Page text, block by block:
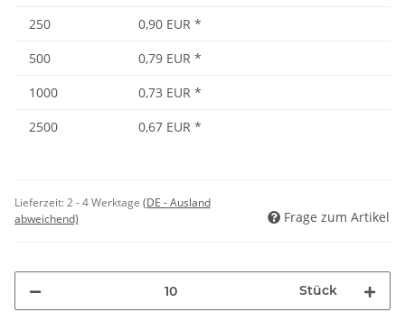
250
0,90 EUR *
500
0,79 EUR *
1000
0,73 EUR *
2500
0,67 EUR *
Lieferzeit:2 - 4 Werktage (DE - Ausland
abweichend)
Frage zum Artikel
Stück